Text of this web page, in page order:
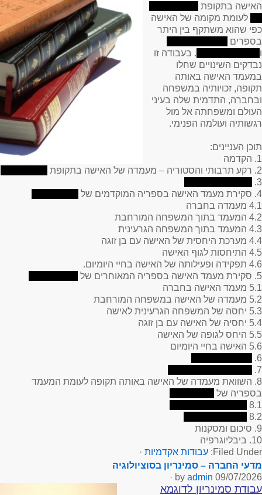
האישה בתקופת
לעומת מקומה של האישה
כפי שהוא משתקף בין היתר
בספרים
ו
. בעבודה זו
נבדקים השינויים שחלו
במעמד האישה באותה
תקופה, זכויותיה במשפחה
ובחברה, התדמית שלה בעיני
העולם ומשפחתה אל מול
רגשותיה ועולמה הפנימי.
תוכן העניינים:
1. הקדמה
2. רקע תרבותי והסטוריה – מעמדה של האישה בתקופת
3.
4. סקירת מעמד האישה בספריה המוקדמים של
4.1 מעמדה בחברה
4.2 המעמד בתוך המשפחה המורחבת
4.3 המעמד בתוך המשפחה הגרעינית
4.4 מערכת היחסית של האישה עם בן זוגה
4.5 התיחסות לגוף האישה
4.6 תפקידה ופעילותה של האישה בחיי היומיום.
5. סקירת מעמד האישה בספריה המאוחרים של
5.1 מעמד האישה בחברה
5.2 מעמדה של האישה במשפחה המורחבת
5.3 יחסה של המשפחה הגרעינית לאישה
5.4 יחסיה של האישה עם בן זוגה
5.5 היחס לגופה של האישה
5.6 האישה בחיי היומיום
6.
7.
8. השוואת מעמדה של האישה באותה תקופה לעומת המעמד
בספריה של
8.1
8.2
9. סיכום ומסקנות
10. ביבליוגרפיה
Filed Under: עבודות אקדמיות ·
מדעי החברה – סמינריון בסוציולוגיה
09/07/2026
admin
·
עבודת סמינריון לדוגמא